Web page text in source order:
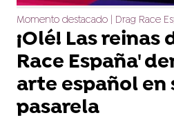
Momento destacado | Drag Race
¡Olé! Las reinas
Race España'
arte español en
pasarela